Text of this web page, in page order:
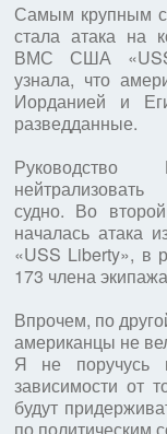
Самым крупным
стала атака на
ВМС США «USS
узнала, что
Иорданией и
разведданные.
судно. Во
началась атака
«USS Liberty», в
173 члена
Впрочем, по
американцы не
Я не поручусь
зависимости от
будут